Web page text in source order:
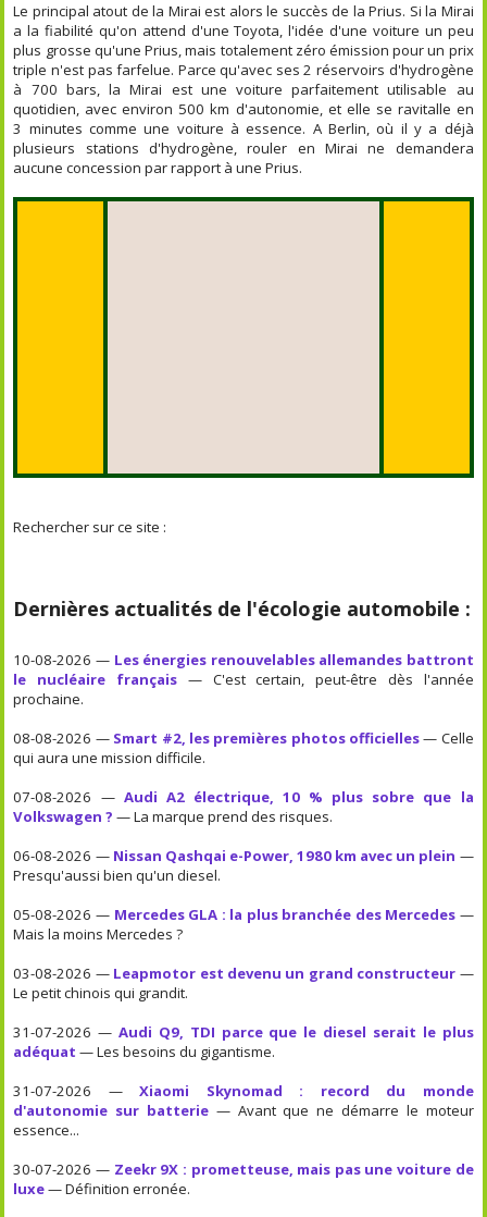
Le principal atout de la Mirai est alors le succès de la Prius. Si la Mirai
a la fiabilité qu'on attend d'une Toyota, l'idée d'une voiture un peu
plus grosse qu'une Prius, mais totalement zéro émission pour un prix
triple n'est pas farfelue. Parce qu'avec ses 2 réservoirs d'hydrogène
à 700 bars, la Mirai est une voiture parfaitement utilisable au
quotidien, avec environ 500 km d'autonomie, et elle se ravitalle en
3 minutes comme une voiture à essence. A Berlin, où il y a déjà
plusieurs stations d'hydrogène, rouler en Mirai ne demandera
aucune concession par rapport à une Prius.
Rechercher sur ce site :
Dernières actualités de l'écologie automobile :
10-08-2026 — Les énergies renouvelables allemandes battront
le nucléaire français — C'est certain, peut-être dès l'année
prochaine.
08-08-2026 — Smart #2, les premières photos officielles— Celle
qui aura une mission difficile.
07-08-2026 — Audi A2 électrique, 10 % plus sobre que la
Volkswagen ? — La marque prend des risques.
06-08-2026 — Nissan Qashqai e-Power, 1980 km avec un plein —
Presqu'aussi bien qu'un diesel.
05-08-2026 — Mercedes GLA : la plus branchée des Mercedes —
Mais la moins Mercedes ?
03-08-2026 — Leapmotor est devenu un grand constructeur —
Le petit chinois qui grandit.
31-07-2026 —Audi Q9, TDI parce que le diesel serait le plus
adéquat — Les besoins du gigantisme.
31-07-2026 —Xiaomi Skynomad : record du monde
d'autonomie sur batterie — Avant que ne démarre le moteur
essence...
30-07-2026 — Zeekr 9X : prometteuse, mais pas une voiture de
luxe— Définition erronée.